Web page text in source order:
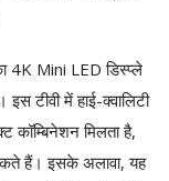
4K Mini LED डिस्प्ले
टीवी में हाई-क्वालिटी
कॉम्बिनेशन मिलता है,
हैं। इसके अलावा, यह